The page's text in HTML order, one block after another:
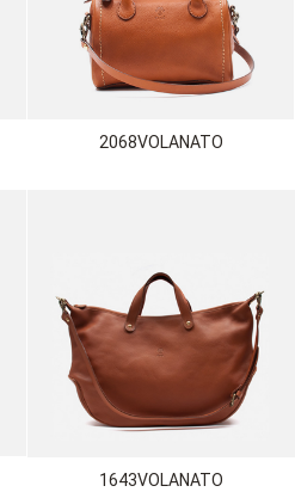
2068VOLANATO
1643VOLANATO